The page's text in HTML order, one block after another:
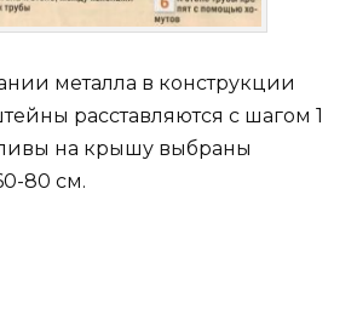
металла в конструкции
расставляются с шагом 1
на крышу выбраны
80 см.